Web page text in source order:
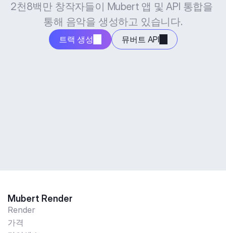
2천8백만 창작자들이 Mubert 앱 및 API 통합을
통해 음악을 생성하고 있습니다.
트랙 생성 뮤버트 API
Mubert Render
Render
가격